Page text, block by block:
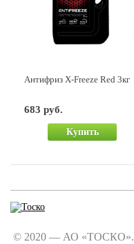
Антифриз X-Freeze Red 3кг
683 руб.
Купить
© 2020 — АО «ТОСКО».